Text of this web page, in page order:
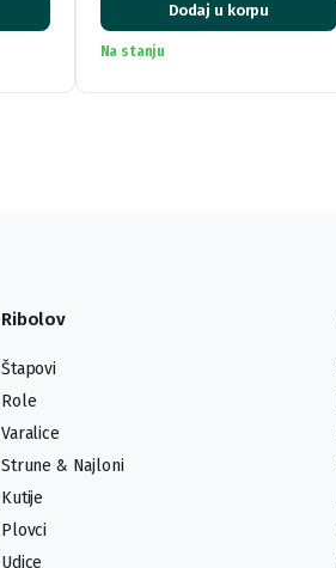
Dodaj u korpu
Na stanju
Ribolov
Štapovi
Role
Varalice
Strune & Najloni
Kutije
Plovci
Udice